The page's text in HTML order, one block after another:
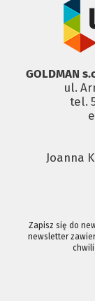
GOLDMAN
ul.
tel.
Joanna
Zapisz się do
newsletter